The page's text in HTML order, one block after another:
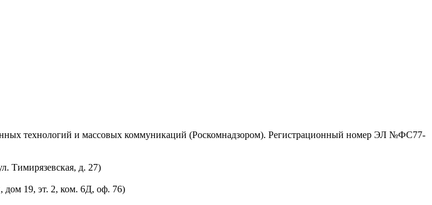
технологий и массовых коммуникаций (Роскомнадзором). Регистрационный номер ЭЛ №ФС77-
Тимирязевская, д. 27)
дом 19, эт. 2, ком. 6Д, оф. 76)